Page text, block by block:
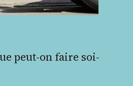
peut-on faire soi-